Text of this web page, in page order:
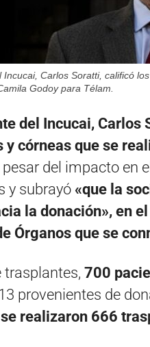
Incucai, Carlos Soratti, calificó
Godoy para Télam.
del Incucai,
y córneas que se
pesar del impacto en
y subrayó «que la
la donación», en
Órganos que se
trasplantes, 700
provenientes de
se realizaron 666